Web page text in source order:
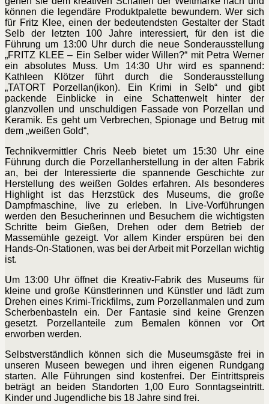
können die legendäre Produktpalette bewundern. Wer sich
für Fritz Klee, einen der bedeutendsten Gestalter der Stadt
Selb der letzten 100 Jahre interessiert, für den ist die
Führung um 13:00 Uhr durch die neue Sonderausstellung
„FRITZ KLEE – Ein Selber wider Willen?“ mit Petra Werner
ein absolutes Muss. Um 14:30 Uhr wird es spannend:
Kathleen Klötzer führt durch die Sonderausstellung
„TATORT Porzellan(ikon). Ein Krimi in Selb“ und gibt
packende Einblicke in eine Schattenwelt hinter der
glanzvollen und unschuldigen Fassade von Porzellan und
Keramik. Es geht um Verbrechen, Spionage und Betrug mit
dem „weißen Gold“,
Technikvermittler Chris Neeb bietet um 15:30 Uhr eine
Führung durch die Porzellanherstellung in der alten Fabrik
an, bei der Interessierte die spannende Geschichte zur
Herstellung des weißen Goldes erfahren. Als besonderes
Highlight ist das Herzstück des Museums, die große
Dampfmaschine, live zu erleben. In Live-Vorführungen
werden den Besucherinnen und Besuchern die wichtigsten
Schritte beim Gießen, Drehen oder dem Betrieb der
Massemühle gezeigt. Vor allem Kinder erspüren bei den
Hands-On-Stationen, was bei der Arbeit mit Porzellan wichtig
ist.
Um 13:00 Uhr öffnet die Kreativ-Fabrik des Museums für
kleine und große Künstlerinnen und Künstler und lädt zum
Drehen eines Krimi-Trickfilms, zum Porzellanmalen und zum
Scherbenbasteln ein. Der Fantasie sind keine Grenzen
gesetzt. Porzellanteile zum Bemalen können vor Ort
erworben werden.
Selbstverständlich können sich die Museumsgäste frei in
unseren Museen bewegen und ihren eigenen Rundgang
starten. Alle Führungen sind kostenfrei. Der Eintrittspreis
beträgt an beiden Standorten 1,00 Euro Sonntagseintritt.
Kinder und Jugendliche bis 18 Jahre sind frei.